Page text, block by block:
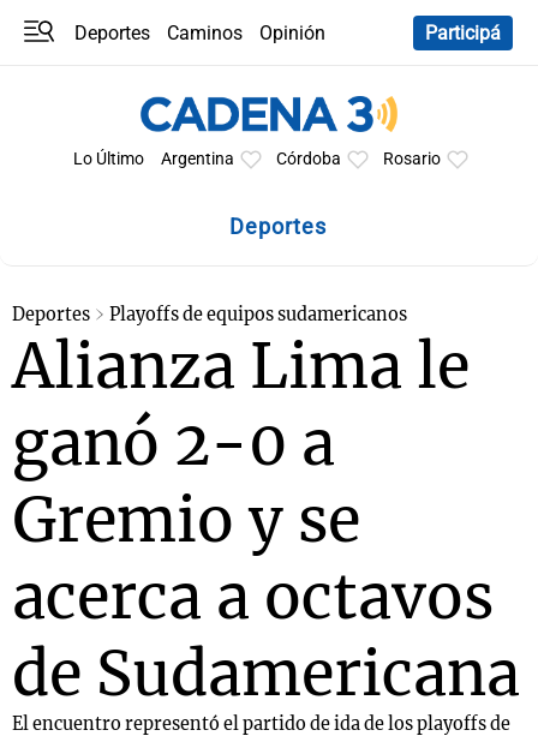
Deportes Caminos
Opinión
Participá
Lo Último Argentina Córdoba Rosario
Deportes
Deportes Playoffs de equipos sudamericanos
Alianza Lima le
ganó 2-0 a
Gremio y se
acerca a octavos
de Sudamericana
El encuentro representó el partido de ida de los playoffs de